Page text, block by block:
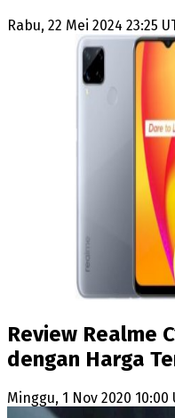
Rabu, 22 Mei 2024 23:25
Review Realme
dengan Harga
Minggu, 1 Nov 2020 10:00